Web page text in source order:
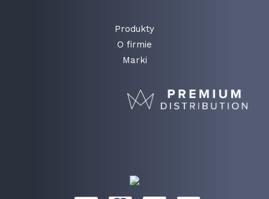
Produkty
O firmie
Marki